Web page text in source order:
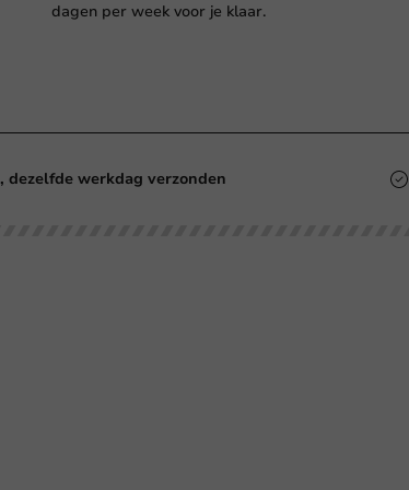
dagen per week voor je klaar.
, dezelfde werkdag verzonden